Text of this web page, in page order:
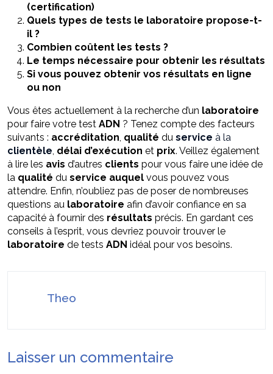
(certification)
Quels types de tests le laboratoire propose-t-
il ?
Combien coûtent les tests ?
Le temps nécessaire pour obtenir les résultats
Si vous pouvez obtenir vos résultats en ligne
ou non
Vous êtes actuellement à la recherche d’un laboratoire
pour faire votre test ADN ? Tenez compte des facteurs
suivants : accréditation qualité du service à la
clientèle délai d’exécution et prix. Veillez également
à lire les avis d’autres clients pour vous faire une idée de
la qualité du service auquel vous pouvez vous
attendre. Enfin, n’oubliez pas de poser de nombreuses
questions au laboratoire afin d’avoir confiance en sa
capacité à fournir des résultats précis. En gardant ces
conseils à l’esprit, vous devriez pouvoir trouver le
laboratoire de tests ADN idéal pour vos besoins.
Theo
Laisser un commentaire